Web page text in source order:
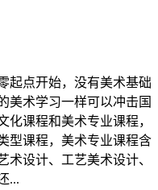
起点开始，没有美术基础
美术学习一样可以冲击国
化课程和美术专业课程，
型课程，美术专业课程含
术设计、工艺美术设计、
...